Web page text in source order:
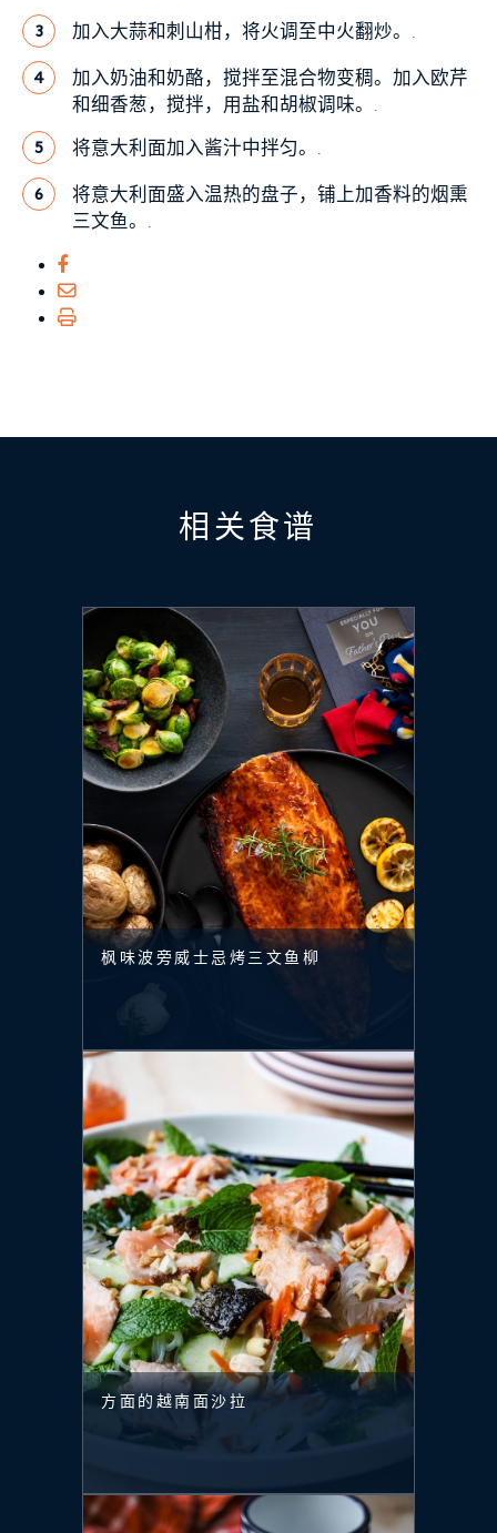
3 加入大蒜和刺山柑，将火调至中火翻炒。.
4
加入奶油和奶酪，搅拌至混合物变稠。加入欧芹
和细香葱，搅拌，用盐和胡椒调味。.
5 将意大利面加入酱汁中拌匀。.
6
将意大利面盛入温热的盘子，铺上加香料的烟熏
三文鱼。.
相关食谱
枫味波旁威士忌烤三文鱼柳
方面的越南面沙拉